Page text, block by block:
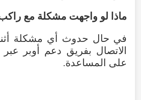
ماذا لو واجهت مشكلة مع راكب
في حال حدوث أي مشكلة
الاتصال بفريق دعم أوبر
على المساعدة.